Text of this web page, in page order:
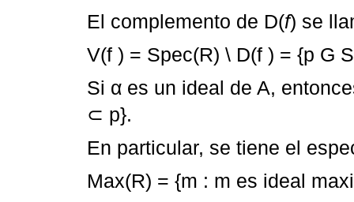
El complemento de D(f) se
V(f ) = Spec(R) \ D(f ) = {p G
Si α es un ideal de A,
⊂ p}.
En particular, se tiene el
Max(R) = {m : m es ideal